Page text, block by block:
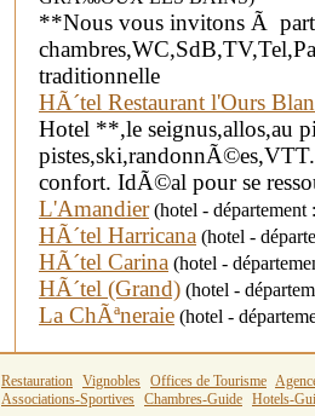
**Nous vous invitons Ã
traditionnelle
HÃ´tel Restaurant l'Ours
Hotel **,le seignus,allos,au
confort. IdÃ©al pour se
L'Amandier(hotel -
HÃ´tel Harricana (hotel -
HÃ´tel Carina (hotel -
HÃ´tel (Grand) (hotel -
La ChÃªneraie (hotel -
Restauration Vignobles Offices de Tourisme
Associations-Sportives Chambres-Guide Hotels-